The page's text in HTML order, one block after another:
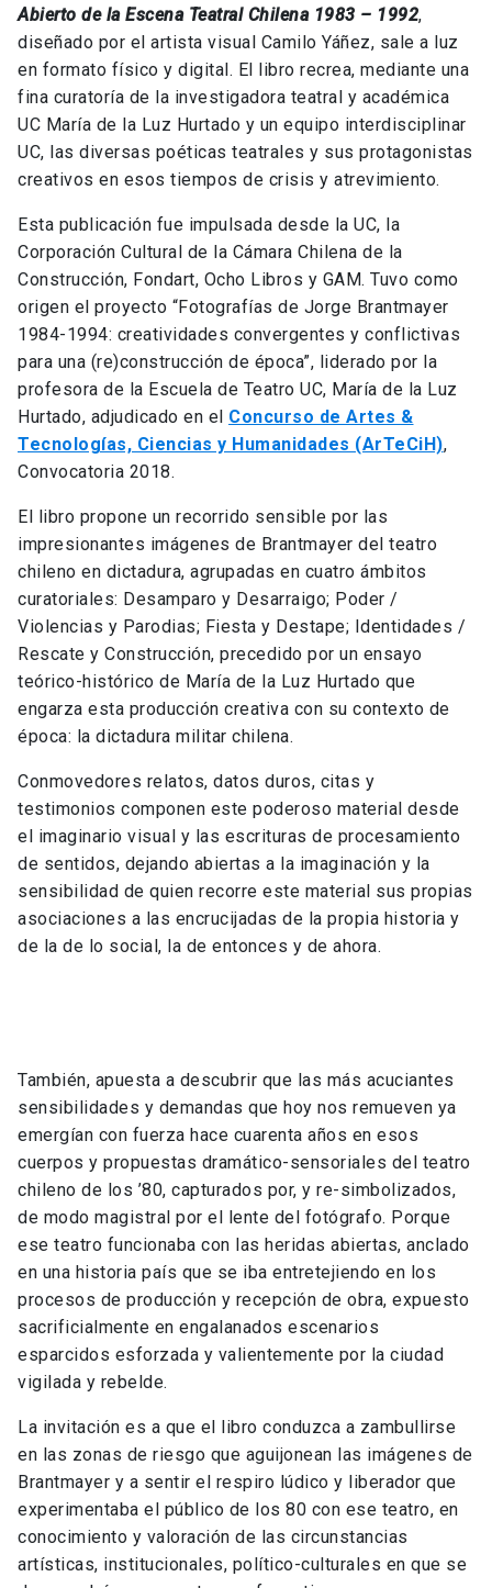
Abierto de la Escena Teatral Chilena 1983 – 1992,
diseñado por el artista visual Camilo Yáñez, sale a luz
en formato físico y digital. El libro recrea, mediante una
fina curatoría de la investigadora teatral y académica
UC María de la Luz Hurtado y un equipo interdisciplinar
UC, las diversas poéticas teatrales y sus protagonistas
creativos en esos tiempos de crisis y atrevimiento.
Esta publicación fue impulsada desde la UC, la
Corporación Cultural de la Cámara Chilena de la
Construcción, Fondart, Ocho Libros y GAM. Tuvo como
origen el proyecto “Fotografías de Jorge Brantmayer
1984-1994: creatividades convergentes y conflictivas
para una (re)construcción de época”, liderado por la
profesora de la Escuela de Teatro UC, María de la Luz
Hurtado, adjudicado en el Concurso de Artes &
Tecnologías, Ciencias y Humanidades (ArTeCiH),
Convocatoria 2018.
El libro propone un recorrido sensible por las
impresionantes imágenes de Brantmayer del teatro
chileno en dictadura, agrupadas en cuatro ámbitos
curatoriales: Desamparo y Desarraigo; Poder /
Violencias y Parodias; Fiesta y Destape; Identidades /
Rescate y Construcción, precedido por un ensayo
teórico-histórico de María de la Luz Hurtado que
engarza esta producción creativa con su contexto de
época: la dictadura militar chilena.
Conmovedores relatos, datos duros, citas y
testimonios componen este poderoso material desde
el imaginario visual y las escrituras de procesamiento
de sentidos, dejando abiertas a la imaginación y la
sensibilidad de quien recorre este material sus propias
asociaciones a las encrucijadas de la propia historia y
de la de lo social, la de entonces y de ahora.
También, apuesta a descubrir que las más acuciantes
sensibilidades y demandas que hoy nos remueven ya
emergían con fuerza hace cuarenta años en esos
cuerpos y propuestas dramático-sensoriales del teatro
chileno de los ’80, capturados por, y re-simbolizados,
de modo magistral por el lente del fotógrafo. Porque
ese teatro funcionaba con las heridas abiertas, anclado
en una historia país que se iba entretejiendo en los
procesos de producción y recepción de obra, expuesto
sacrificialmente en engalanados escenarios
esparcidos esforzada y valientemente por la ciudad
vigilada y rebelde.
La invitación es a que el libro conduzca a zambullirse
en las zonas de riesgo que aguijonean las imágenes de
Brantmayer y a sentir el respiro lúdico y liberador que
experimentaba el público de los 80 con ese teatro, en
conocimiento y valoración de las circunstancias
artísticas, institucionales, político-culturales en que se